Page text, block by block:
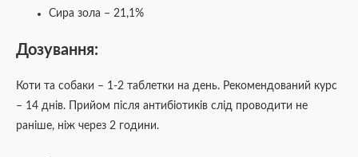
Сира зола – 21,1%
Дозування:
Коти та собаки – 1-2 таблетки на день. Рекомендований курс
– 14 днів. Прийом після антибіотиків слід проводити не
раніше, ніж через 2 години.